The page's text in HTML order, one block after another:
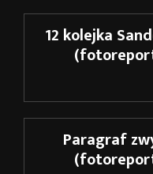
12 kolejka
Paragraf